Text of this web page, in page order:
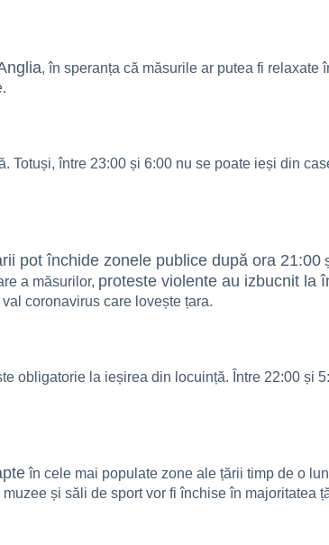
, în speranța că măsurile ar putea fi relaxate
Totuși, între 23:00 și 6:00 nu se poate ieși din
pot închide zonele publice după ora 21:00
a măsurilor, proteste violente au izbucnit la
coronavirus care lovește țara.
obligatorie la ieșirea din locuință. Între 22:00 și
în cele mai populate zone ale țării timp de o
și săli de sport vor fi închise în majoritatea